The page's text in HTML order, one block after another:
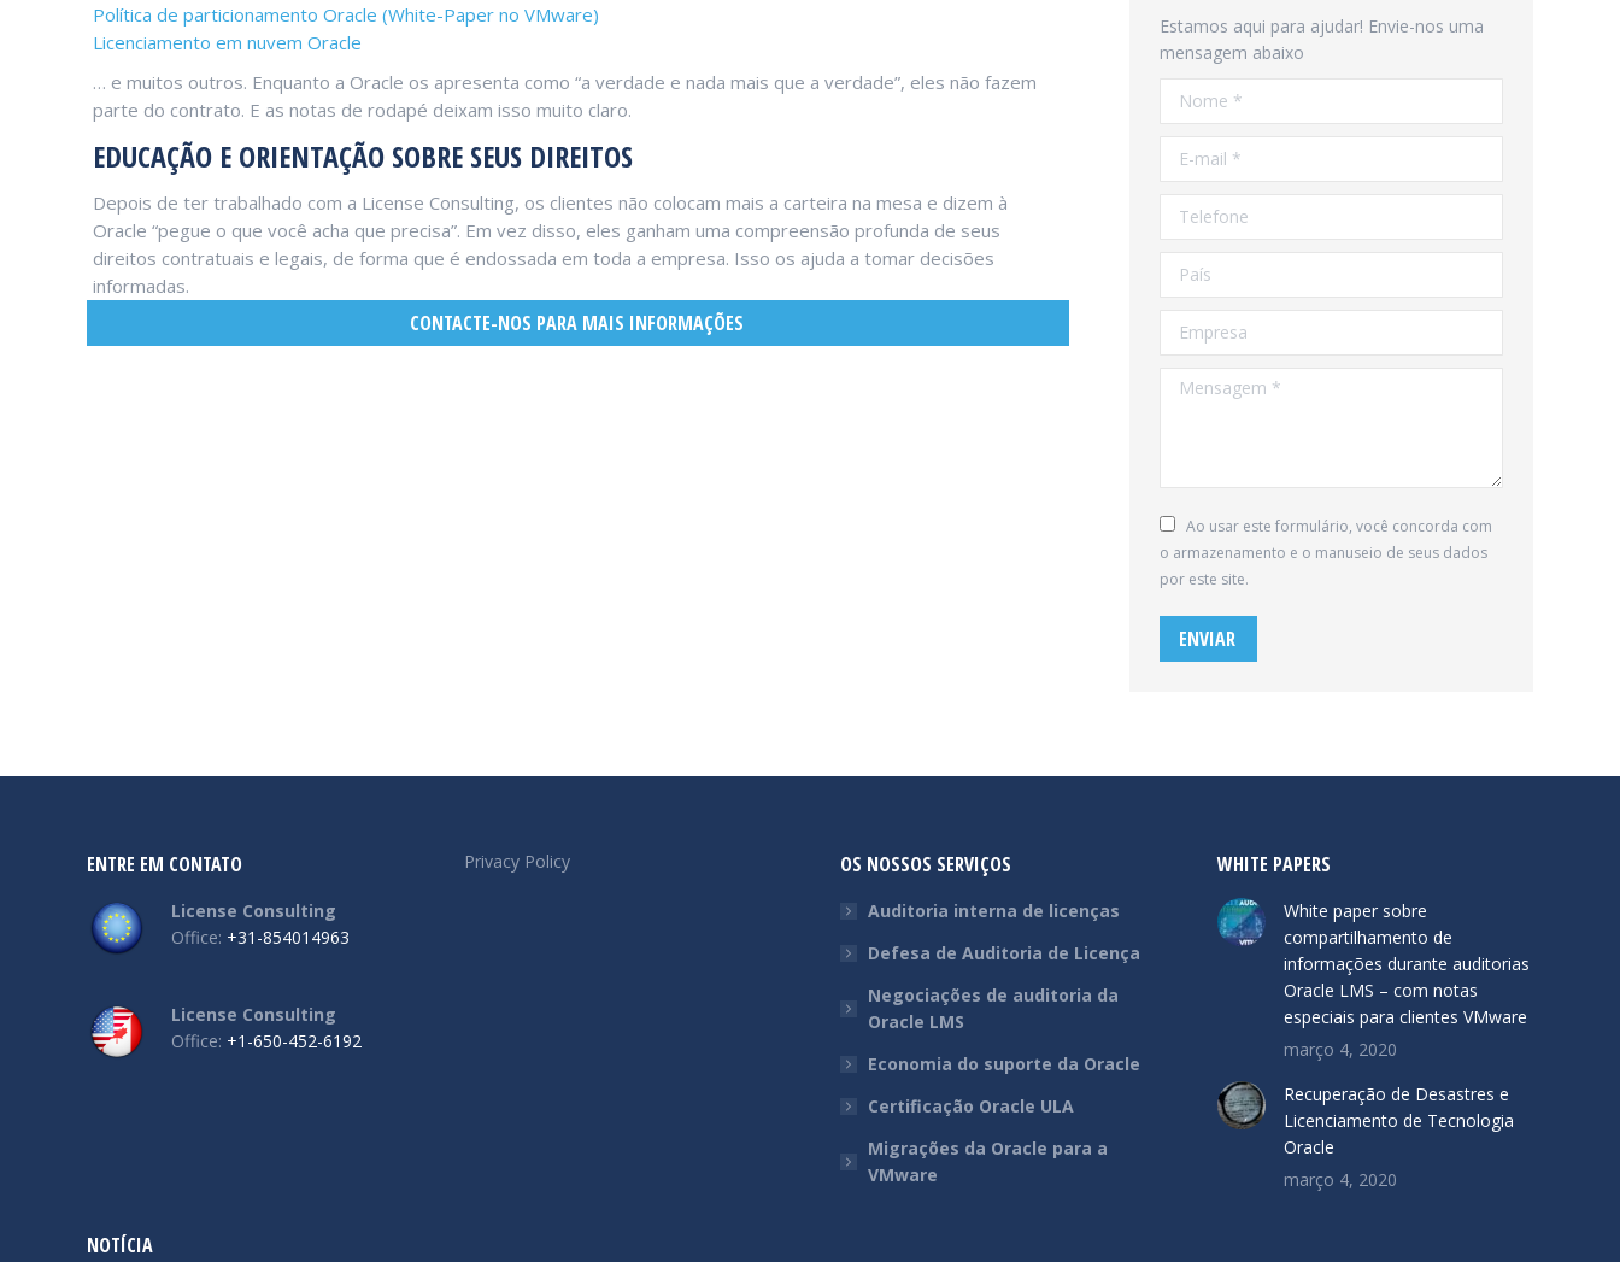
Política de particionamento Oracle (White-Paper no VMware)
Licenciamento em nuvem Oracle
… e muitos outros. Enquanto a Oracle os apresenta como “a verdade e nada mais que a verdade”, eles não fazem
parte do contrato. E as notas de rodapé deixam isso muito claro.
EDUCAÇÃO E ORIENTAÇÃO SOBRE SEUS DIREITOS
Depois de ter trabalhado com a License Consulting, os clientes não colocam mais a carteira na mesa e dizem à
Oracle “pegue o que você acha que precisa”. Em vez disso, eles ganham uma compreensão profunda de seus
direitos contratuais e legais, de forma que é endossada em toda a empresa. Isso os ajuda a tomar decisões
informadas.
CONTACTE-NOS PARA MAIS INFORMAÇÕES
Estamos aqui para ajudar! Envie-nos uma
mensagem abaixo
Nome *
E-mail *
Telefone
País
Empresa
Mensagem *
Ao usar este formulário, você concorda com
o armazenamento e o manuseio de seus dados
por este site.
ENVIAR
ENTRE EM CONTATO
License Consulting
Office: +31-854014963
License Consulting
Office: +1-650-452-6192
Privacy Policy OS NOSSOS SERVIÇOS
Auditoria interna de licenças
Defesa de Auditoria de Licença
Negociações de auditoria da
Oracle LMS
Economia do suporte da Oracle
Certificação Oracle ULA
Migrações da Oracle para a
VMware
WHITE PAPERS
White paper sobre
compartilhamento de
informações durante auditorias
Oracle LMS – com notas
especiais para clientes VMware
março 4, 2020
Recuperação de Desastres e
Licenciamento de Tecnologia
Oracle
março 4, 2020
NOTÍCIA